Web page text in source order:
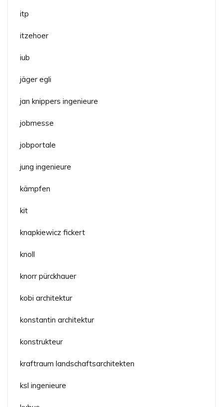
itp
itzehoer
iub
jäger egli
jan knippers ingenieure
jobmesse
jobportale
jung ingenieure
kämpfen
kit
knapkiewicz fickert
knoll
knorr pürckhauer
kobi architektur
konstantin architektur
konstrukteur
kraftraum landschaftsarchitekten
ksl ingenieure